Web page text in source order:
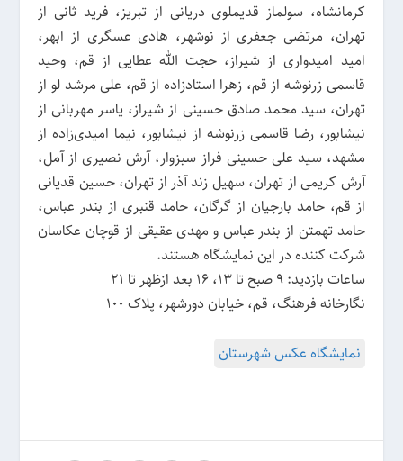
کرمانشاه، سولماز قدیملوی دریانی از تبریز، فرید ثانی از
تهران، مرتضی جعفری از نوشهر، هادی عسگری از ابهر،
امید امیدواری از شیراز، حجت الله عطایی از قم، وحید
قاسمی زرنوشه از قم، زهرا استاد‌زاده از قم، علی مرشد لو از
تهران، سید محمد صادق حسینی از شیراز، یاسر مهربانی از
نیشابور، رضا قاسمی زرنوشه از نیشابور، نیما امیدی‌زاده از
مشهد، سید علی حسینی فراز سبزوار، آرش نصیری از آمل،
آرش کریمی از تهران، سهیل زند آذر از تهران، حسین قدیانی
از قم، حامد بارجیان از گرگان، حامد قنبری از بندر عباس،
حامد تهمتن از بندر عباس و مهدی عقیقی از قوچان عکاسان
شرکت کننده در این نمایشگاه هستند.
ساعات بازدید: ۹ صبح تا ۱۳، ۱۶ بعد ازظهر تا ۲۱
نگارخانه فرهنگ، قم، خیابان دورشهر، پلاک ۱۰۰
نمایشگاه عکس شهرستان